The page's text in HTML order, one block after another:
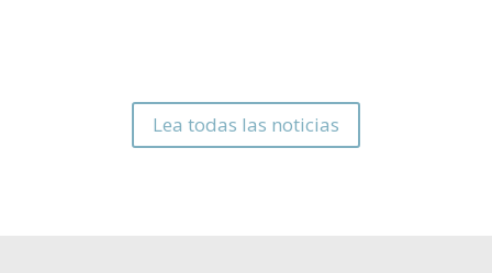
Lea todas las noticias